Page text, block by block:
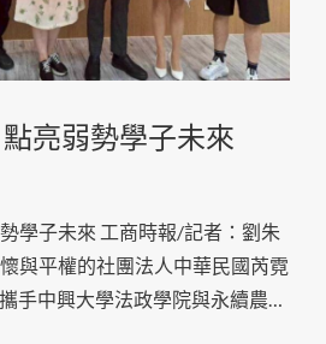
亮弱勢學子未來
學子未來 工商時報/記者：劉朱
與平權的社團法人中華民國芮霓
手中興大學法政學院與永續農業